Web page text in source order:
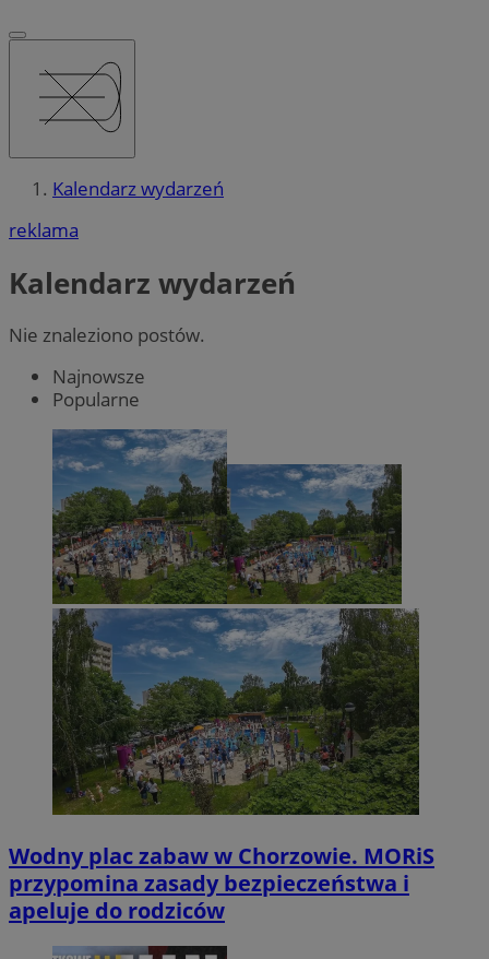
Kalendarz wydarzeń
reklama
Kalendarz wydarzeń
Nie znaleziono postów.
Najnowsze
Popularne
Wodny plac zabaw w Chorzowie. MORiS
przypomina zasady bezpieczeństwa i
apeluje do rodziców